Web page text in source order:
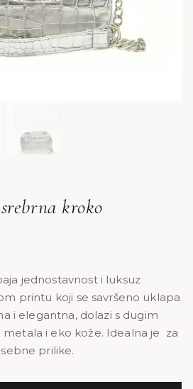
kroko
jednostavnost i luksuz
printu koji se savršeno uklapa
i elegantna, dolazi s dugim
i eko kože. Idealna je za
prilike.